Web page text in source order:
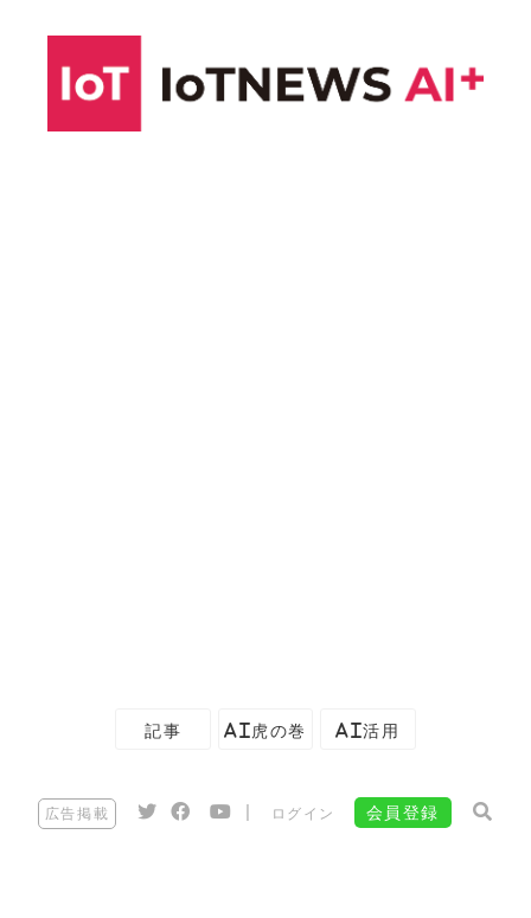
記事 AI虎の巻 AI活用
広告掲載 ログイン 会員登録